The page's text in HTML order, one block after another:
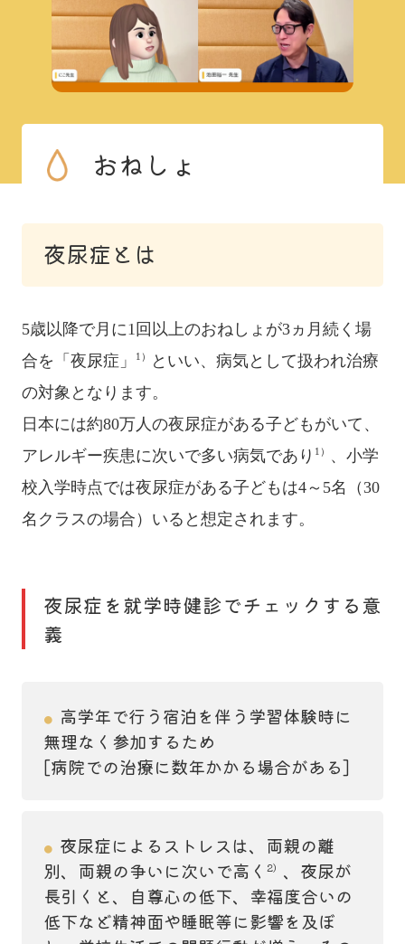
おねしょ
夜尿症とは
5歳以降で月に1回以上のおねしょが3ヵ月続く場
合を「夜尿症」
1）
といい、病気として扱われ治療
の対象となります。
日本には約80万人の夜尿症がある子どもがいて、
アレルギー疾患に次いで多い病気であり 1）
、小学
校入学時点では夜尿症がある子どもは4～5名（30
名クラスの場合）いると想定されます。
夜尿症を就学時健診でチェックする意
義
●
高学年で行う宿泊を伴う学習体験時に
無理なく参加するため
[病院での治療に数年かかる場合がある]
● 夜尿症によるストレスは、両親の離
別、両親の争いに次いで高く 2） 、夜尿が
長引くと、自尊心の低下、幸福度合いの
低下など精神面や睡眠等に影響を及ぼ